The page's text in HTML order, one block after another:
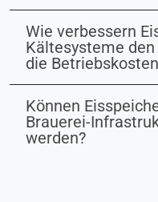
Wie verbessern
Kältesysteme
die
Können
Brauerei-
werden?